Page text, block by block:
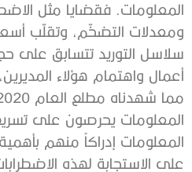
المعلومات. فقضايا مثل
ومعدلات التضخّم، وتقلّب
سلاسل التوريد تتسابق على
أعمال واهتمام هؤلاء
المعلومات يحرصون على
المعلومات إدراكاً منهم
على الاستجابة لهذه